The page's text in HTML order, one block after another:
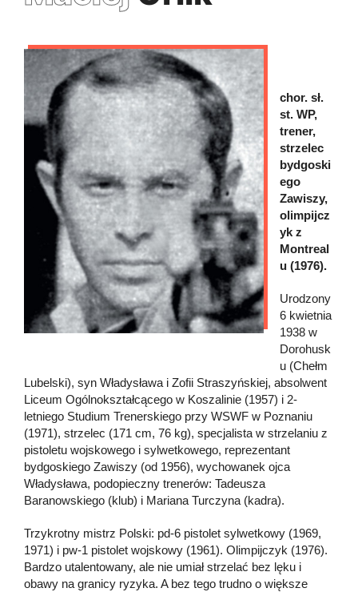
chor. sł.
st. WP,
trener,
strzelec
bydgoski
ego
Zawiszy,
olimpijcz
yk z
Montreal
u (1976).
Urodzony
6 kwietnia
1938 w
Dorohusk
u (Chełm
Lubelski), syn Władysława i Zofii Straszyńskiej, absolwent
Liceum Ogólnokształcącego w Koszalinie (1957) i 2-
letniego Studium Trenerskiego przy WSWF w Poznaniu
(1971), strzelec (171 cm, 76 kg), specjalista w strzelaniu z
pistoletu wojskowego i sylwetkowego, reprezentant
bydgoskiego Zawiszy (od 1956), wychowanek ojca
Władysława, podopieczny trenerów: Tadeusza
Baranowskiego (klub) i Mariana Turczyna (kadra).
Trzykrotny mistrz Polski: pd-6 pistolet sylwetkowy (1969,
1971) i pw-1 pistolet wojskowy (1961). Olimpijczyk (1976).
Bardzo utalentowany, ale nie umiał strzelać bez lęku i
obawy na granicy ryzyka. A bez tego trudno o większe